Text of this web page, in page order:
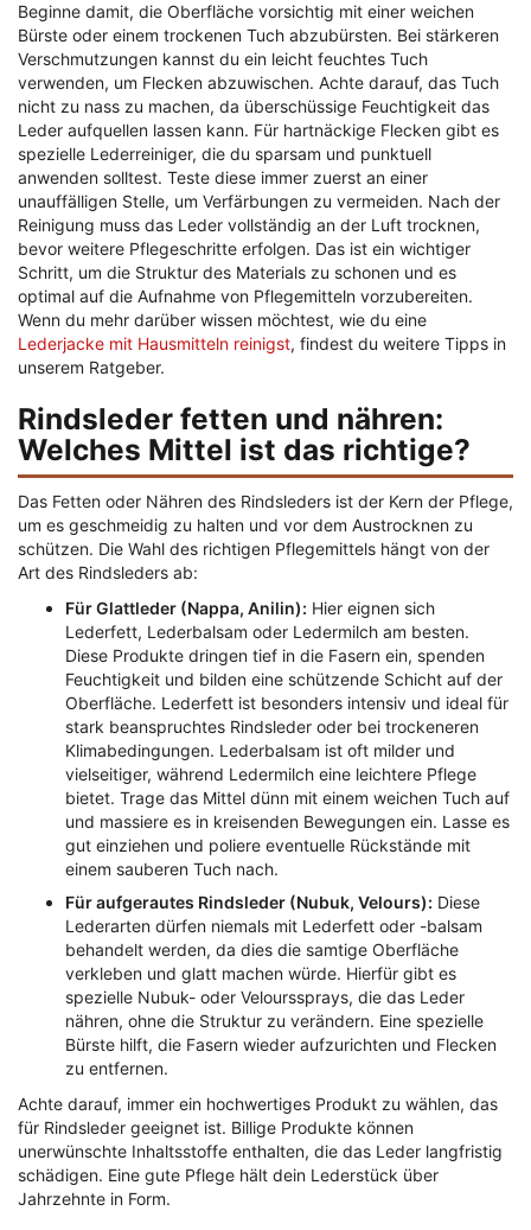
Beginne damit, die Oberfläche vorsichtig mit einer weichen
Bürste oder einem trockenen Tuch abzubürsten. Bei stärkeren
Verschmutzungen kannst du ein leicht feuchtes Tuch
verwenden, um Flecken abzuwischen. Achte darauf, das Tuch
nicht zu nass zu machen, da überschüssige Feuchtigkeit das
Leder aufquellen lassen kann. Für hartnäckige Flecken gibt es
spezielle Lederreiniger, die du sparsam und punktuell
anwenden solltest. Teste diese immer zuerst an einer
unauffälligen Stelle, um Verfärbungen zu vermeiden. Nach der
Reinigung muss das Leder vollständig an der Luft trocknen,
bevor weitere Pflegeschritte erfolgen. Das ist ein wichtiger
Schritt, um die Struktur des Materials zu schonen und es
optimal auf die Aufnahme von Pflegemitteln vorzubereiten.
Wenn du mehr darüber wissen möchtest, wie du eine
Lederjacke mit Hausmitteln reinigst, findest du weitere Tipps in
unserem Ratgeber.
Rindsleder fetten und nähren:
Welches Mittel ist das richtige?
Das Fetten oder Nähren des Rindsleders ist der Kern der Pflege,
um es geschmeidig zu halten und vor dem Austrocknen zu
schützen. Die Wahl des richtigen Pflegemittels hängt von der
Art des Rindsleders ab:
Für Glattleder (Nappa, Anilin): Hier eignen sich
Lederfett, Lederbalsam oder Ledermilch am besten.
Diese Produkte dringen tief in die Fasern ein, spenden
Feuchtigkeit und bilden eine schützende Schicht auf der
Oberfläche. Lederfett ist besonders intensiv und ideal für
stark beanspruchtes Rindsleder oder bei trockeneren
Klimabedingungen. Lederbalsam ist oft milder und
vielseitiger, während Ledermilch eine leichtere Pflege
bietet. Trage das Mittel dünn mit einem weichen Tuch auf
und massiere es in kreisenden Bewegungen ein. Lasse es
gut einziehen und poliere eventuelle Rückstände mit
einem sauberen Tuch nach.
Für aufgerautes Rindsleder (Nubuk, Velours): Diese
Lederarten dürfen niemals mit Lederfett oder -balsam
behandelt werden, da dies die samtige Oberfläche
verkleben und glatt machen würde. Hierfür gibt es
spezielle Nubuk- oder Velourssprays, die das Leder
nähren, ohne die Struktur zu verändern. Eine spezielle
Bürste hilft, die Fasern wieder aufzurichten und Flecken
zu entfernen.
Achte darauf, immer ein hochwertiges Produkt zu wählen, das
für Rindsleder geeignet ist. Billige Produkte können
unerwünschte Inhaltsstoffe enthalten, die das Leder langfristig
schädigen. Eine gute Pflege hält dein Lederstück über
Jahrzehnte in Form.